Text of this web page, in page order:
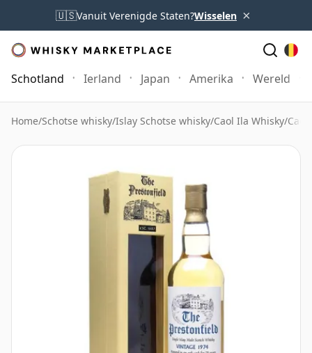
🇺🇸Vanuit Verenigde Staten?Wisselen ×
Schotland Ierland Japan Amerika Wereld
Home/Schotse whisky/Islay Schotse whisky/Caol Ila Whisky/